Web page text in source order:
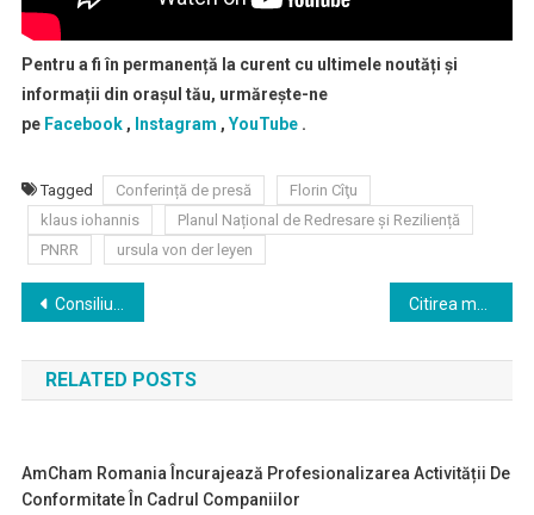
Pentru a fi în permanență la curent cu ultimele noutăți și
informații din orașul tău, urmărește-ne
pe Facebook, Instagram , YouTube.
Tagged Conferință de presă
Florin Cîţu
klaus iohannis
Planul Național de Redresare și Reziliență
PNRR
ursula von der leyen
Navigare
în
articole
Consiliul Național al PNL a ales Biroul Executiv al partidului, echipa care va lucra împreună cu președintele PNL, Florin Cîţu, pentru realizarea reformelor necesare modernizării României
RELATED POSTS
AmCham Romania Încurajează Profesionalizarea Activității De
Conformitate În Cadrul Companiilor